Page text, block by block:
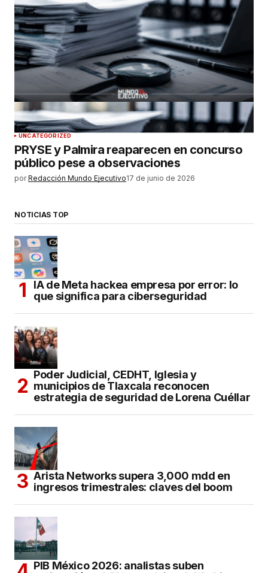
UNCATEGORIZED
PRYSE y Palmira reaparecen en concurso
público pese a observaciones
por Redacción Mundo Ejecutivo17 de junio de 2026
NOTICIAS TOP
IA de Meta hackea empresa por error: lo
que significa para ciberseguridad
Poder Judicial, CEDHT, Iglesia y
municipios de Tlaxcala reconocen
estrategia de seguridad de Lorena Cuéllar
Arista Networks supera 3,000 mdd en
ingresos trimestrales: claves del boom
PIB México 2026: analistas suben